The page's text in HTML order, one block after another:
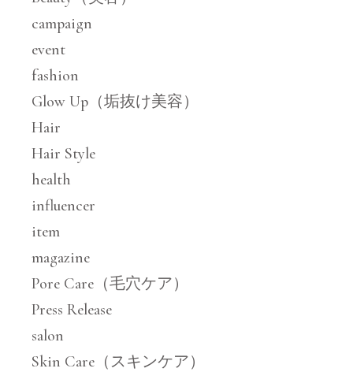
campaign
event
fashion
Glow Up（垢抜け美容）
Hair
Hair Style
health
influencer
item
magazine
Pore Care（毛穴ケア）
Press Release
salon
Skin Care（スキンケア）